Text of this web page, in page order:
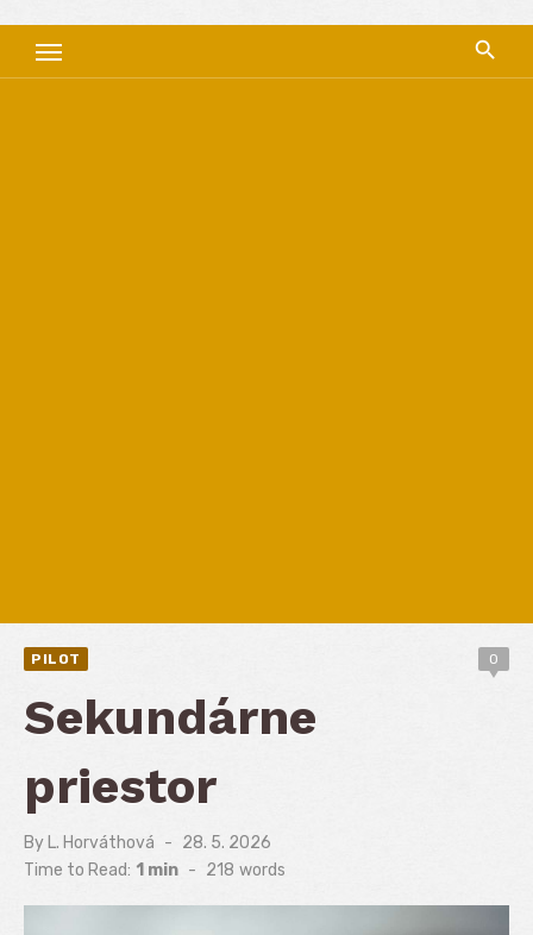
PILOT 0
Sekundárne
priestor
By L. Horváthová
Posted
28. 5. 2026
Time to Read: 1 min - 218 words